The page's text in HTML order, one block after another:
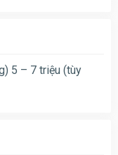
5 – 7 triệu (tùy